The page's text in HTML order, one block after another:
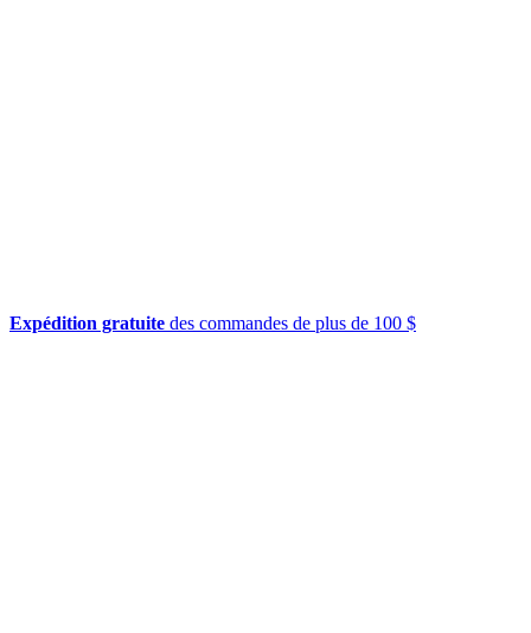
Expédition gratuite des commandes de plus de 100 $